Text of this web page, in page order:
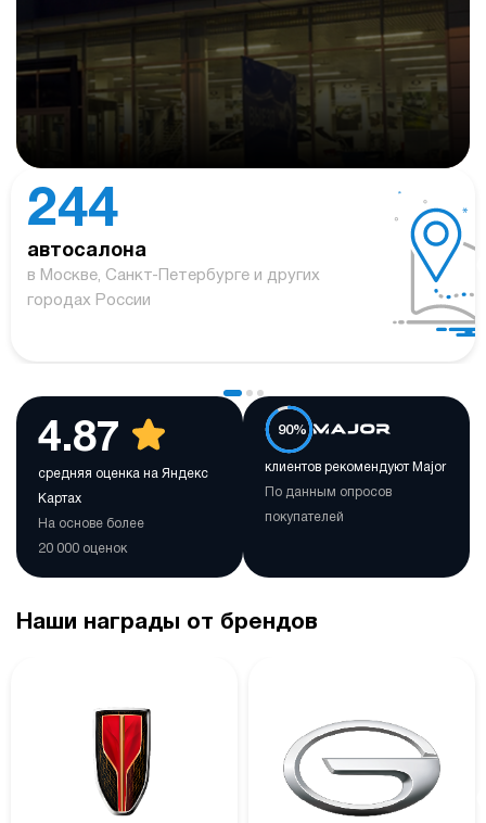
244
автосалона
в Москве, Санкт-Петербурге и других
городах России
4.87
средняя оценка на Яндекс
Картах
На основе более
20 000 оценок
90%
клиентов рекомендуют Major
По данным опросов
покупателей
Наши награды от брендов